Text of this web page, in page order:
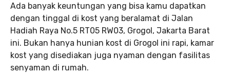
Ada banyak keuntungan yang bisa kamu dapatkan
dengan tinggal di kost yang beralamat di Jalan
Hadiah Raya No.5 RT05 RW03, Grogol, Jakarta Barat
ini. Bukan hanya hunian kost di Grogol ini rapi, kamar
kost yang disediakan juga nyaman dengan fasilitas
senyaman di rumah.